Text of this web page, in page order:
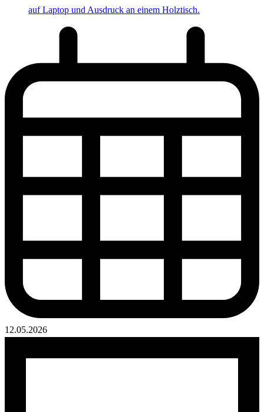
12.05.2026